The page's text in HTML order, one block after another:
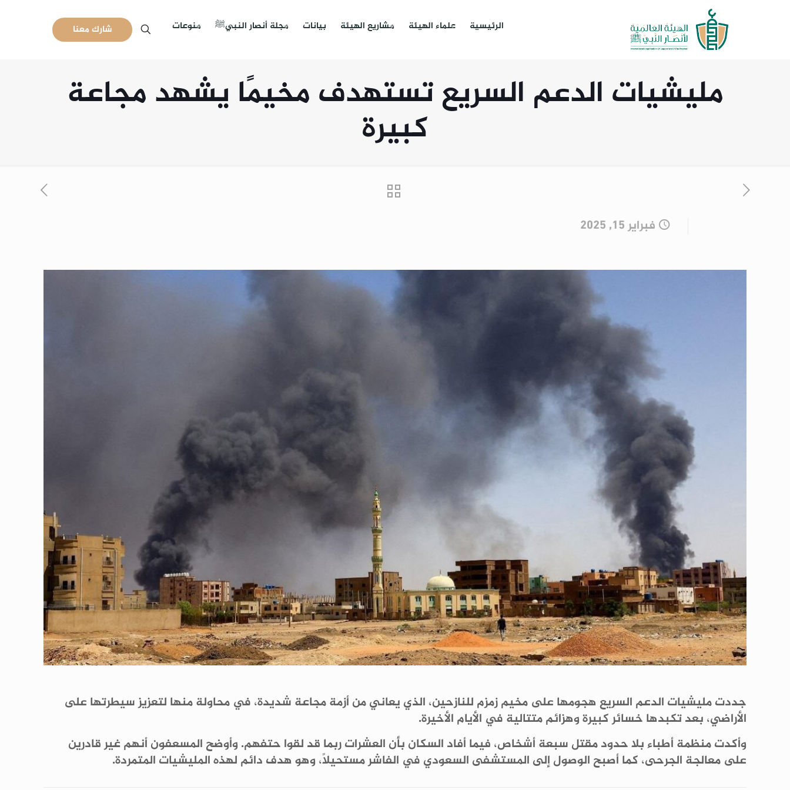
الرئيسية علماء الهيئة مشاريع الهيئة بيانات مجلة أنصار النبيﷺ منوعات شارك معنا
مليشيات الدعم السريع تستهدف مخيمًا يشهد مجاعة
كبيرة
فبراير 15, 2025
جددت مليشيات الدعم السريع هجومها على مخيم زمزم للنازحين، الذي يعاني من أزمة مجاعة شديدة، في محاولة منها لتعزيز سيطرتها على
الأراضي، بعد تكبدها خسائر كبيرة وهزائم متتالية في الأيام الأخيرة.
وأكدت منظمة أطباء بلا حدود مقتل سبعة أشخاص، فيما أفاد السكان بأن العشرات ربما قد لقوا حتفهم. وأوضح المسعفون أنهم غير قادرين
على معالجة الجرحى، كما أصبح الوصول إلى المستشفى السعودي في الفاشر مستحيلاً، وهو هدف دائم لهذه المليشيات المتمردة.